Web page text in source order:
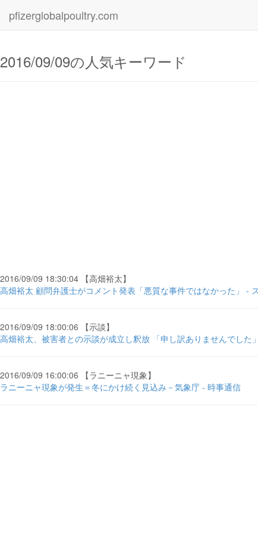
pfizerglobalpoultry.com
2016/09/09の人気キーワード
2016/09/09 18:30:04 【高畑裕太】
高畑裕太 顧問弁護士がコメント発表「悪質な事件ではなかった」 -
2016/09/09 18:00:06 【示談】
高畑裕太、被害者との示談が成立し釈放 「申し訳ありませんでした
2016/09/09 16:00:06 【ラニーニャ現象】
ラニーニャ現象が発生＝冬にかけ続く見込み－気象庁 - 時事通信